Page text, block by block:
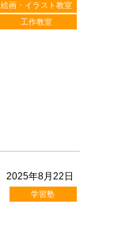
絵画・イラスト教室
工作教室
2025年8月22日
学習塾